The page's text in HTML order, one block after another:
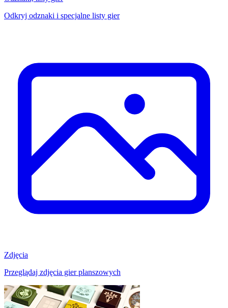
Odkryj odznaki i specjalne listy gier
Zdjęcia
Przeglądaj zdjęcia gier planszowych